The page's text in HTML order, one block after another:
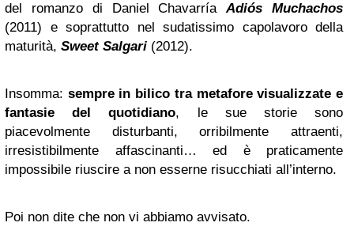
del romanzo di Daniel ChavarríaAdiós Muchachos
(2011) e soprattutto nel sudatissimo capolavoro della
maturità, Sweet Salgari (2012).
Insomma: sempre in bilico tra metafore visualizzate e
fantasie del quotidiano, le sue storie sono
piacevolmente disturbanti, orribilmente attraenti,
irresistibilmente affascinanti… ed è praticamente
impossibile riuscire a non esserne risucchiati all’interno.
Poi non dite che non vi abbiamo avvisato.